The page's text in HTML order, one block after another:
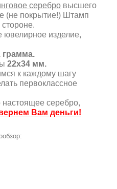
серебро высшего
(не покрытие!) Штамп
ювелирное изделие,
грамма.
22х34 мм.
к каждому шагу
первоклассное
настоящее серебро,
Вам деньги!